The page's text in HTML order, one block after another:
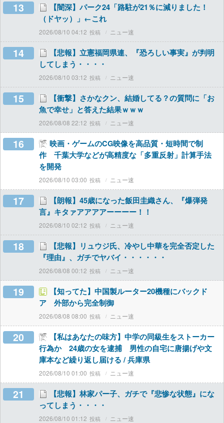
13
【闇深】パーク24「路駐が21％に減りました！
（ドヤッ）」←これ
2026/08/10 04:12 ニュー速
14
【悲報】立憲福岡県連、『恐ろしい事実』が判明
してしまう・・・・
2026/08/10 03:12 ニュー速
15
【衝撃】さかなクン、結婚してる？の質問に「お
魚で幸せ」と答えた結果ｗｗｗ
2026/08/08 22:12 ニュー速
16
映画・ゲームのCG映像を高品質・短時間で制
作 千葉大学などが高精度な「多重反射」計算手法
を開発
2026/08/10 03:00 ニュー速
17
【朗報】45歳になった飯田圭織さん、『爆弾発
言』キタァアアアアーーーー！！
2026/08/10 02:12 ニュー速
18
【悲報】リュウジ氏、冷やし中華を完全否定した
『理由』、ガチでヤバイ・・・・・・
2026/08/08 00:12 ニュー速
19
【知ってた】中国製ルーター20機種にバックド
ア 外部から完全制御
2026/08/08 08:00 ニュー速
20
【私はあなたの味方】中学の同級生をストーカー
行為か 24歳の女を逮捕 男性の自宅に唐揚げや文
庫本など繰り返し届ける / 兵庫県
2026/08/10 01:00 ニュー速
21
【悲報】林家パー子、ガチで『悲惨な状態』にな
ってしまう・・・・
2026/08/10 01:12 ニュー速